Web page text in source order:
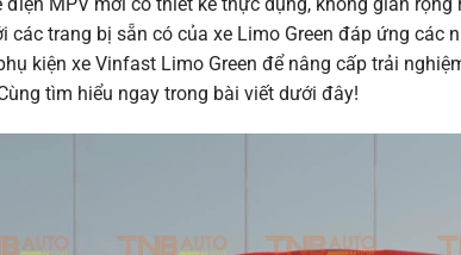
các trang bị sẵn có của xe Limo Green đáp ứng các
kiện xe Vinfast Limo Green để nâng cấp trải
tìm hiểu ngay trong bài viết dưới đây!